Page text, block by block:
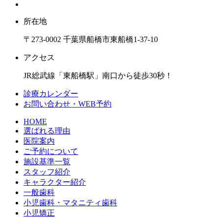
所在地
〒273-0002 千葉県船橋市東船橋1-37-10
アクセス
JR総武線「東船橋駅」南口から徒歩30秒！
診療カレンダー
お問い合わせ・WEB予約
HOME
選ばれる理由
医院案内
ご予約について
施設基準一覧
スタッフ紹介
キャラクター紹介
一般歯科
小児歯科・マタニティ歯科
小児矯正